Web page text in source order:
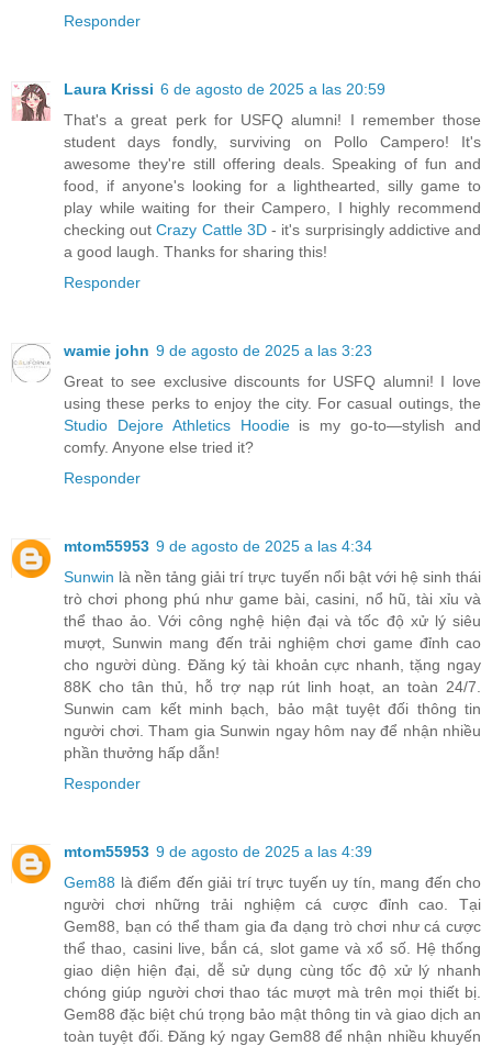
Responder
Laura Krissi 6 de agosto de 2025 a las 20:59
That's a great perk for USFQ alumni! I remember those
student days fondly, surviving on Pollo Campero! It's
awesome they're still offering deals. Speaking of fun and
food, if anyone's looking for a lighthearted, silly game to
play while waiting for their Campero, I highly recommend
checking outCrazy Cattle 3D- it's surprisingly addictive and
a good laugh. Thanks for sharing this!
Responder
wamie john 9 de agosto de 2025 a las 3:23
Great to see exclusive discounts for USFQ alumni! I love
using these perks to enjoy the city. For casual outings, the
Studio Dejore Athletics Hoodieis my go-to—stylish and
comfy. Anyone else tried it?
Responder
mtom55953 9 de agosto de 2025 a las 4:34
Sunwin là nền tảng giải trí trực tuyến nổi bật với hệ sinh thái
trò chơi phong phú như game bài, casini, nổ hũ, tài xỉu và
thể thao ảo. Với công nghệ hiện đại và tốc độ xử lý siêu
mượt, Sunwin mang đến trải nghiệm chơi game đỉnh cao
cho người dùng. Đăng ký tài khoản cực nhanh, tặng ngay
88K cho tân thủ, hỗ trợ nạp rút linh hoạt, an toàn 24/7.
Sunwin cam kết minh bạch, bảo mật tuyệt đối thông tin
người chơi. Tham gia Sunwin ngay hôm nay để nhận nhiều
phần thưởng hấp dẫn!
Responder
mtom55953 9 de agosto de 2025 a las 4:39
Gem88 là điểm đến giải trí trực tuyến uy tín, mang đến cho
người chơi những trải nghiệm cá cược đỉnh cao. Tại
Gem88, bạn có thể tham gia đa dạng trò chơi như cá cược
thể thao, casini live, bắn cá, slot game và xổ số. Hệ thống
giao diện hiện đại, dễ sử dụng cùng tốc độ xử lý nhanh
chóng giúp người chơi thao tác mượt mà trên mọi thiết bị.
Gem88 đặc biệt chú trọng bảo mật thông tin và giao dịch an
toàn tuyệt đối. Đăng ký ngay Gem88 để nhận nhiều khuyến